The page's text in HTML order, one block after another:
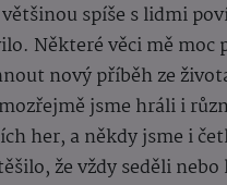
spíše s lidmi
Některé věci mě moc
nový příběh ze
jsme hráli i
her, a někdy jsme i
že vždy seděli nebo